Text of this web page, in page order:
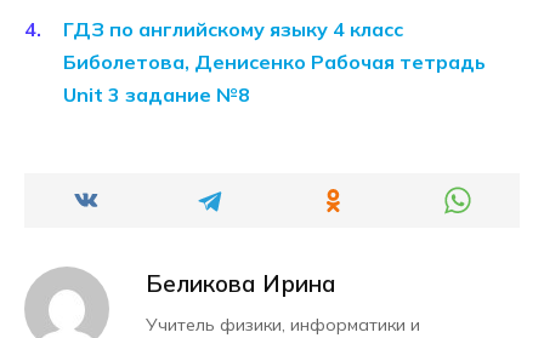
ГДЗ по английскому языку 4 класс
Биболетова, Денисенко Рабочая тетрадь
Unit 3 задание №8
Беликова Ирина
Учитель физики, информатики и